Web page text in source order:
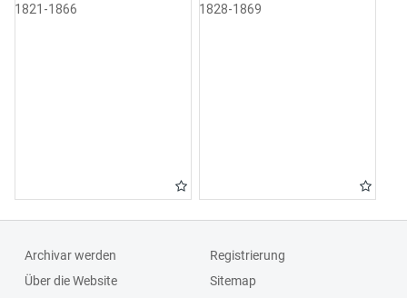
Domainen-
1821-1866
und
1828-1869
Archivar werden
Über die Website
Registrierung
Sitemap